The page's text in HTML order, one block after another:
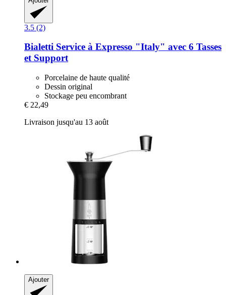
3.5 (2)
Bialetti Service à Expresso "Italy" avec 6 Tasses
et Support
Porcelaine de haute qualité
Dessin original
Stockage peu encombrant
€ 22,49
Livraison jusqu'au 13 août
Ajouter